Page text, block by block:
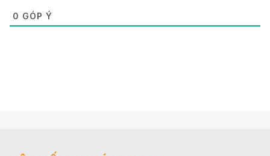
0 GÓP Ý